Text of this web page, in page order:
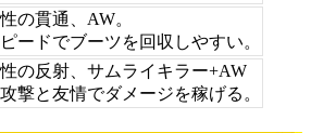
の貫通、AW。
ードでブーツを回収しやすい。
の反射、サムライキラー+AW
撃と友情でダメージを稼げる。